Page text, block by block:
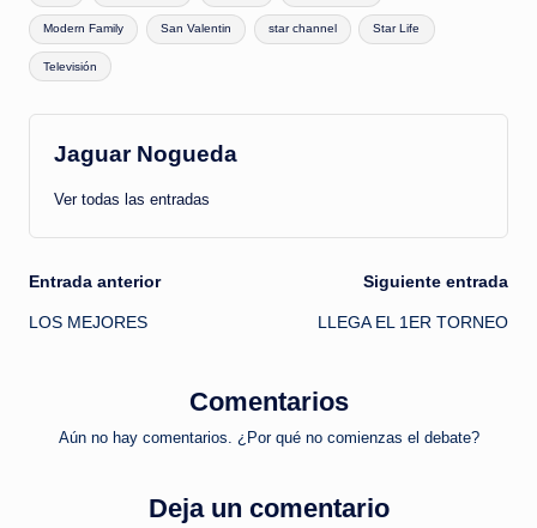
Modern Family San Valentin star channel Star Life
Televisión
Jaguar Nogueda
Ver todas las entradas
Navegación
de
Entrada anterior
LOS MEJORES
Siguiente entrada
LLEGA EL 1ER TORNEO
Comentarios
Aún no hay comentarios. ¿Por qué no comienzas el debate?
Deja un comentario